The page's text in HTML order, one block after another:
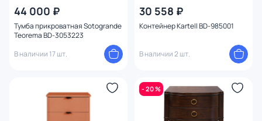
44 000 ₽
Тумба прикроватная Sotogrande
Teorema BD-3053223
В наличии 17 шт.
30 558 ₽
Контейнер Kartell BD-985001
В наличии 2 шт.
- 20 %